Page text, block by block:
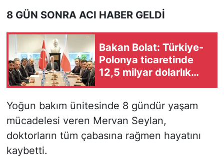
8 GÜN SONRA ACI HABER GELDİ
Bakan Bolat: Türkiye-
Polonya ticaretinde
12,5 milyar dolarlık
Yoğun bakım ünitesinde 8 gündür yaşam
mücadelesi veren Mervan Seylan,
doktorların tüm çabasına rağmen hayatını
kaybetti.